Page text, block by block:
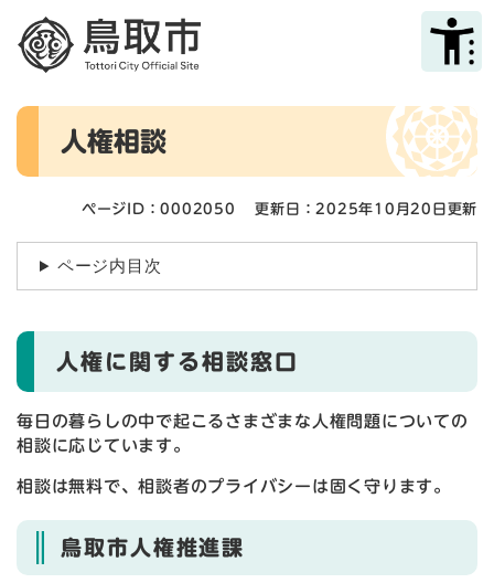
メニューを飛ばして本文へ
本
人権相談
ページID：0002050 更新日：2025年10月20日更新
ページ内目次
人権に関する相談窓口
毎日の暮らしの中で起こるさまざまな人権問題についての
相談に応じています。
相談は無料で、相談者のプライバシーは固く守ります。
鳥取市人権推進課